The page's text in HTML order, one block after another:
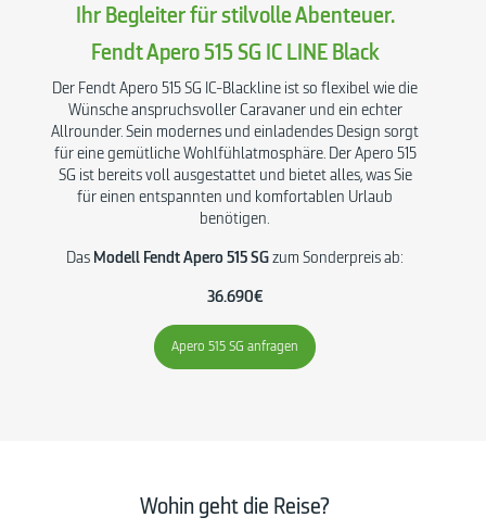
Ihr Begleiter für stilvolle Abenteuer.
Fendt Apero 515 SG IC LINE Black
Der Fendt Apero 515 SG IC-Blackline ist so flexibel wie die
Wünsche anspruchsvoller Caravaner und ein echter
Allrounder. Sein modernes und einladendes Design sorgt
für eine gemütliche Wohlfühlatmosphäre. Der Apero 515
SG ist bereits voll ausgestattet und bietet alles, was Sie
für einen entspannten und komfortablen Urlaub
benötigen.
Das Modell Fendt Apero 515 SGzum Sonderpreis ab:
36.690€
Apero 515 SG anfragen
Wohin geht die Reise?